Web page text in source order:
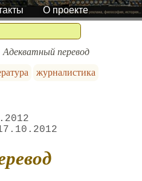
О проекте
Адекватный перевод
журналистика